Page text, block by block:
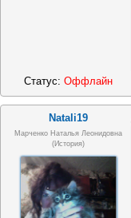
Статус: Оффлайн
Natali19
Марченко Наталья Леонидовна
(история)